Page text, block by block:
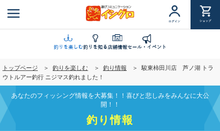
ン
ツ
移
動
ログイン ショップ
釣りを楽しむ釣りを知る店舗情報セール・イベント
トップページ 釣りを楽しむ 釣り情報
駿東柿田川店 芦ノ湖 トラ
ウトルアー釣行 ニジマス釣れました！
あなたのフィッシング情報を大募集！！喜びと悲しみをみんなに大公
開！！
釣り情報